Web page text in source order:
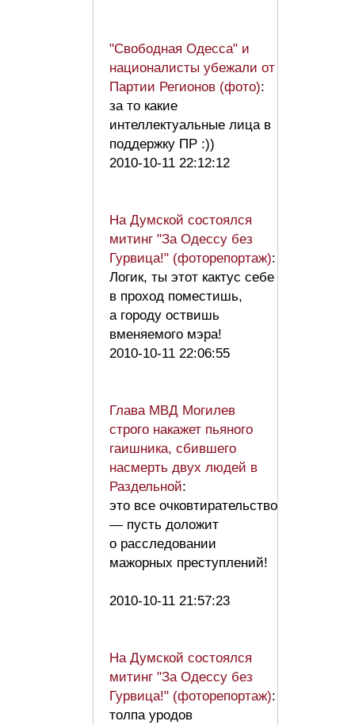
"Свободная Одесса" и
националисты убежали от
Партии Регионов (фото):
за то какие
интеллектуальные лица в
поддержку ПР :))
2010-10-11 22:12:12
На Думской состоялся
митинг "За Одессу без
Гурвица!" (фоторепортаж):
Логик, ты этот кактус себе
в проход поместишь,
а городу оствишь
вменяемого мэра!
2010-10-11 22:06:55
Глава МВД Могилев
строго накажет пьяного
гаишника, сбившего
насмерть двух людей в
Раздельной:
это все очковтирательство
— пусть доложит
о расследовании
мажорных преступлений!
2010-10-11 21:57:23
На Думской состоялся
митинг "За Одессу без
Гурвица!" (фоторепортаж):
толпа уродов